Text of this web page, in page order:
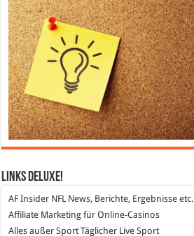
Links DeLuXe!
AF Insider NFL News, Berichte, Ergebnisse etc.
Affiliate Marketing für Online-Casinos
Alles außer SportTäglicher Live Sport